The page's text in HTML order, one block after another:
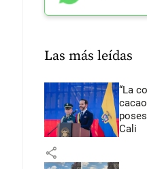
Las más leídas
“La
Cali
share